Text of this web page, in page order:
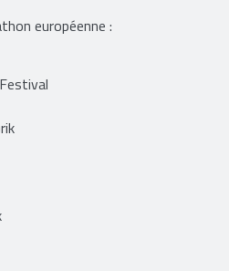
européenne :